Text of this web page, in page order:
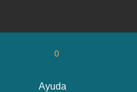
0
Ayuda